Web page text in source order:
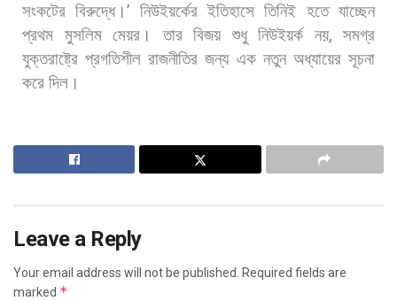
সংকটের বিরুদ্ধে।’ নিউইয়র্কের ইতিহাসে তিনিই হতে যাচ্ছেন
প্রথম
মুসলিম মেয়র। তার বিজয় শুধু নিউইয়র্ক নয়, সমগ্র
যুক্তরাষ্ট্রে প্রগতিশীল রাজনীতির জন্য এক নতুন অধ্যায়ের সূচনা
করে দিল।
Leave a Reply
Your email address will not be published.
Required fields are
marked *